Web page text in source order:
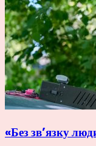
«Без зв’язку